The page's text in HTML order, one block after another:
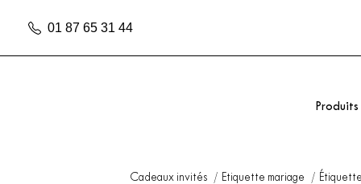
01 87 65 31 44
Produits
Cadeaux invités Etiquette mariage